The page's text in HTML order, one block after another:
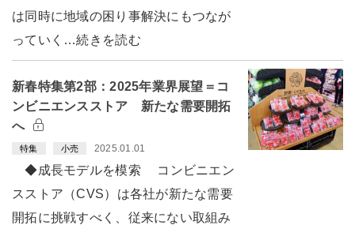
は同時に地域の困り事解決にもつなが
っていく…続きを読む
新春特集第2部：2025年業界展望＝コ
ンビニエンスストア 新たな需要開拓
へ
特集 小売 2025.01.01
◆成長モデルを模索 コンビニエン
スストア（CVS）は各社が新たな需要
開拓に挑戦すべく、従来にない取組み